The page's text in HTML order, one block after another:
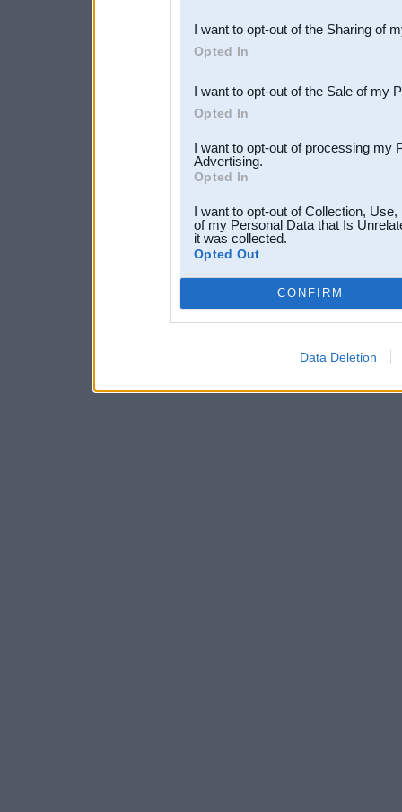
Downstream Participants
third parties.
I want to opt-out of the Sharing of
Opted In
I want to opt-out of the Sale of my
Opted In
I want to opt-out of processing my
Advertising.
Opted In
I want to opt-out of Collection,
of my Personal Data that Is
it was collected.
Opted Out
CONFIRM
Data Deletion